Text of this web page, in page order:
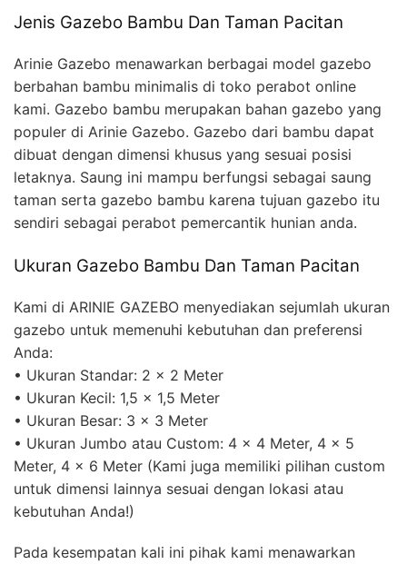
Jenis Gazebo Bambu Dan Taman Pacitan
Arinie Gazebo menawarkan berbagai model gazebo
berbahan bambu minimalis di toko perabot online
kami. Gazebo bambu merupakan bahan gazebo yang
populer di Arinie Gazebo. Gazebo dari bambu dapat
dibuat dengan dimensi khusus yang sesuai posisi
letaknya. Saung ini mampu berfungsi sebagai saung
taman serta gazebo bambu karena tujuan gazebo itu
sendiri sebagai perabot pemercantik hunian anda.
Ukuran Gazebo Bambu Dan Taman Pacitan
Kami di ARINIE GAZEBO menyediakan sejumlah ukuran
gazebo untuk memenuhi kebutuhan dan preferensi
Anda:
• Ukuran Standar: 2 x 2 Meter
• Ukuran Kecil: 1,5 x 1,5 Meter
• Ukuran Besar: 3 x 3 Meter
• Ukuran Jumbo atau Custom: 4 x 4 Meter, 4 x 5
Meter, 4 x 6 Meter (Kami juga memiliki pilihan custom
untuk dimensi lainnya sesuai dengan lokasi atau
kebutuhan Anda!)
Pada kesempatan kali ini pihak kami menawarkan